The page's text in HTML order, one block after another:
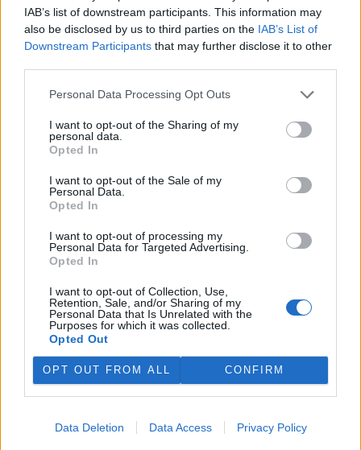
IAB’s list of downstream participants. This information may
also be disclosed by us to third parties on the IAB’s List of
Downstream Participants that may further disclose it to other
Personal Data Processing Opt Outs
I want to opt-out of the Sharing of my
personal data.
Opted In
I want to opt-out of the Sale of my
Personal Data.
Opted In
I want to opt-out of processing my
Personal Data for Targeted Advertising.
Opted In
I want to opt-out of Collection, Use,
Retention, Sale, and/or Sharing of my
Personal Data that Is Unrelated with the
Purposes for which it was collected.
Opted Out
OPT OUT FROM ALL CONFIRM
Data Deletion Data Access Privacy Policy
zvířata v hodnotě přes 280
milionů dolarů (kolem 5,9
miliard korun) při jednom z největších koordinovaných zásahů
proti environmentální kriminalitě v největším deštném pralese
světa. Napsala to agentura AP, podle níž se do operace nazvané
Potok Bylanka v Pardubicích vyschl. Městský obvod
chce, aby Povodí Labe vyčistilo koryto
5.8.2026 10:26 | PARDUBICE (ČTK)
Diskuse: 1
průtoků a suchého počasí
vyschl. Městský obvod VI chce
Povodí Labe. Organizace ale požadavek odmítla s tím, že údržbu
dělala už v červnu a další zásah v tuto chvíli neplánuje, zjistila ČTK.
Červený chce peníze ušetřené za rekultivaci rozdělit
obcím podle původní dohody
5.8.2026 01:29 (ČTK)
Ministr životního prostředí